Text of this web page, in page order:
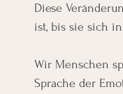
Diese
ist, bis sie sich
Wir Menschen
Sprache der